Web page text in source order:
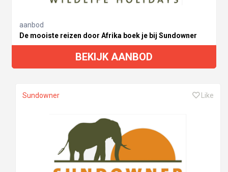
aanbod
De mooiste reizen door Afrika boek je bij Sundowner
BEKIJK AANBOD
Sundowner Like